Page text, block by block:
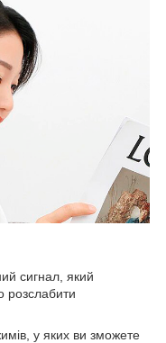
сигнал, який
розслабити
у яких ви зможете